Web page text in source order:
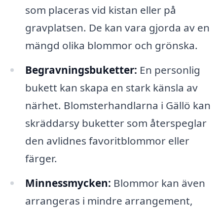
som placeras vid kistan eller på
gravplatsen. De kan vara gjorda av en
mängd olika blommor och grönska.
Begravningsbuketter: En personlig
bukett kan skapa en stark känsla av
närhet. Blomsterhandlarna i Gällö kan
skräddarsy buketter som återspeglar
den avlidnes favoritblommor eller
färger.
Minnessmycken: Blommor kan även
arrangeras i mindre arrangement,